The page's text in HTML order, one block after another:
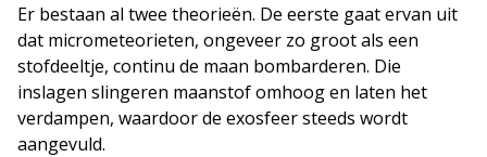
Er bestaan al twee theorieën. De eerste gaat ervan uit
dat micrometeorieten, ongeveer zo groot als een
stofdeeltje, continu de maan bombarderen. Die
inslagen slingeren maanstof omhoog en laten het
verdampen, waardoor de exosfeer steeds wordt
aangevuld.